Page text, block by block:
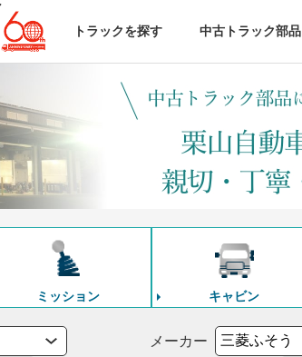
トラックを探す 中古トラック部品
ミッション キャビン
メーカー